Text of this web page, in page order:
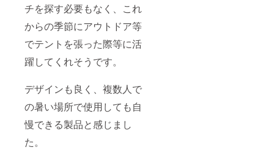
チを探す必要もなく、これ
からの季節にアウトドア等
でテントを張った際等に活
躍してくれそうです。
デザインも良く、複数人で
の暑い場所で使用しても自
慢できる製品と感じまし
た。